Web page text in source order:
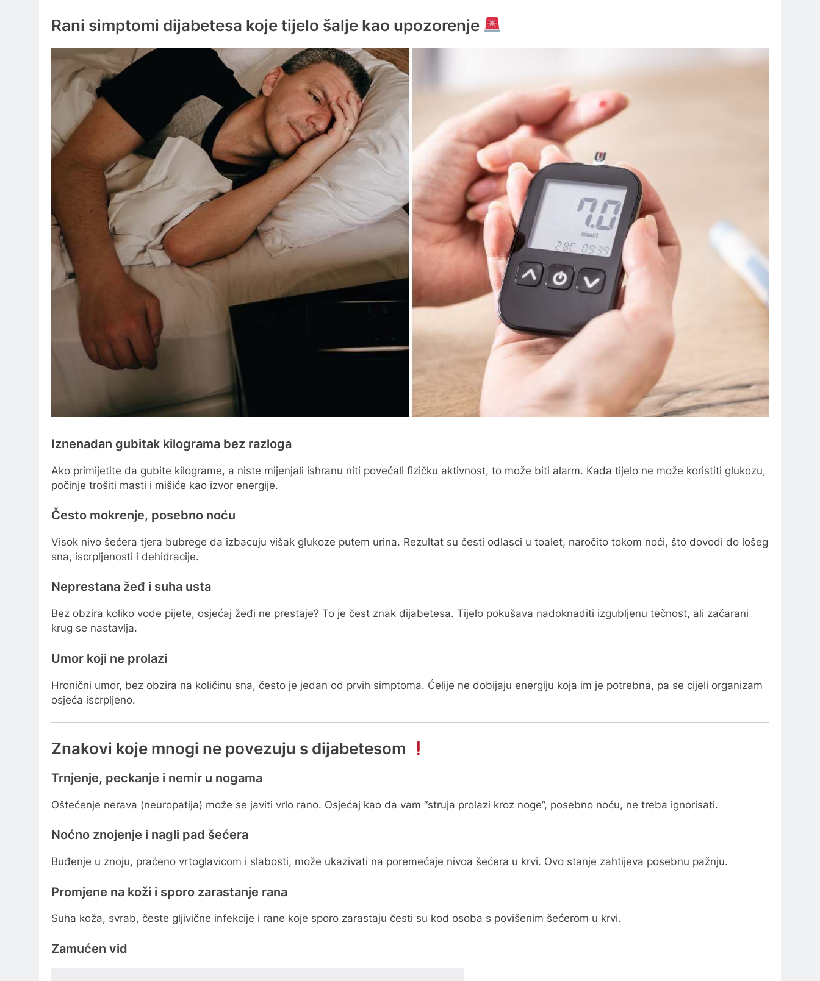
Rani simptomi dijabetesa koje tijelo šalje kao upozorenje
Iznenadan gubitak kilograma bez razloga
Ako primijetite da gubite kilograme, a niste mijenjali ishranu niti povećali fizičku aktivnost, to može biti alarm. Kada tijelo ne može koristiti glukozu,
počinje trošiti masti i mišiće kao izvor energije.
Često mokrenje, posebno noću
Visok nivo šećera tjera bubrege da izbacuju višak glukoze putem urina. Rezultat su česti odlasci u toalet, naročito tokom noći, što dovodi do lošeg
sna, iscrpljenosti i dehidracije.
Neprestana žeđ i suha usta
Bez obzira koliko vode pijete, osjećaj žeđi ne prestaje? To je čest znak dijabetesa. Tijelo pokušava nadoknaditi izgubljenu tečnost, ali začarani
krug se nastavlja.
Umor koji ne prolazi
Hronični umor, bez obzira na količinu sna, često je jedan od prvih simptoma. Ćelije ne dobijaju energiju koja im je potrebna, pa se cijeli organizam
osjeća iscrpljeno.
Znakovi koje mnogi ne povezuju s dijabetesom
Trnjenje, peckanje i nemir u nogama
Oštećenje nerava (neuropatija) može se javiti vrlo rano. Osjećaj kao da vam “struja prolazi kroz noge”, posebno noću, ne treba ignorisati.
Noćno znojenje i nagli pad šećera
Buđenje u znoju, praćeno vrtoglavicom i slabosti, može ukazivati na poremećaje nivoa šećera u krvi. Ovo stanje zahtijeva posebnu pažnju.
Promjene na koži i sporo zarastanje rana
Suha koža, svrab, česte gljivične infekcije i rane koje sporo zarastaju česti su kod osoba s povišenim šećerom u krvi.
Zamućen vid